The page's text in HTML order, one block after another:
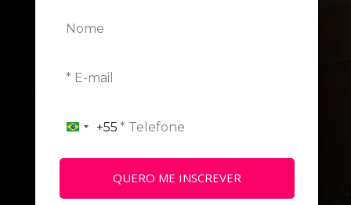
B
z
5
+55
QUERO ME INSCREVER